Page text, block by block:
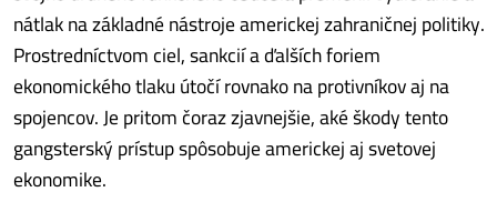
nátlak na základné nástroje americkej zahraničnej politiky.
Prostredníctvom ciel, sankcií a ďalších foriem
ekonomického tlaku útočí rovnako na protivníkov aj na
spojencov. Je pritom čoraz zjavnejšie, aké škody tento
gangsterský prístup spôsobuje americkej aj svetovej
ekonomike.